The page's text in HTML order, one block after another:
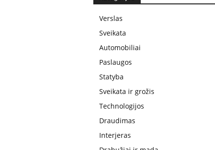
Verslas
Sveikata
Automobiliai
Paslaugos
Statyba
Sveikata ir grožis
Technologijos
Draudimas
Interjeras